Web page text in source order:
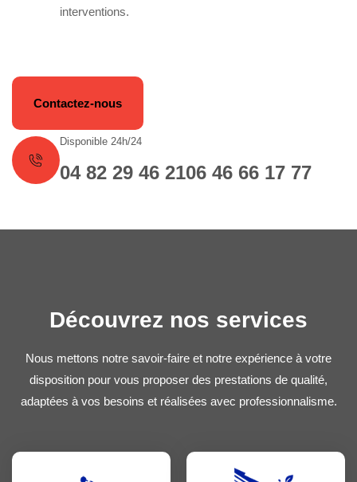
interventions.
Contactez-nous
Disponible 24h/24
04 82 29 46 2106 46 66 17 77
Découvrez nos services
Nous mettons notre savoir-faire et notre expérience à votre
disposition pour vous proposer des prestations de qualité,
adaptées à vos besoins et réalisées avec professionnalisme.